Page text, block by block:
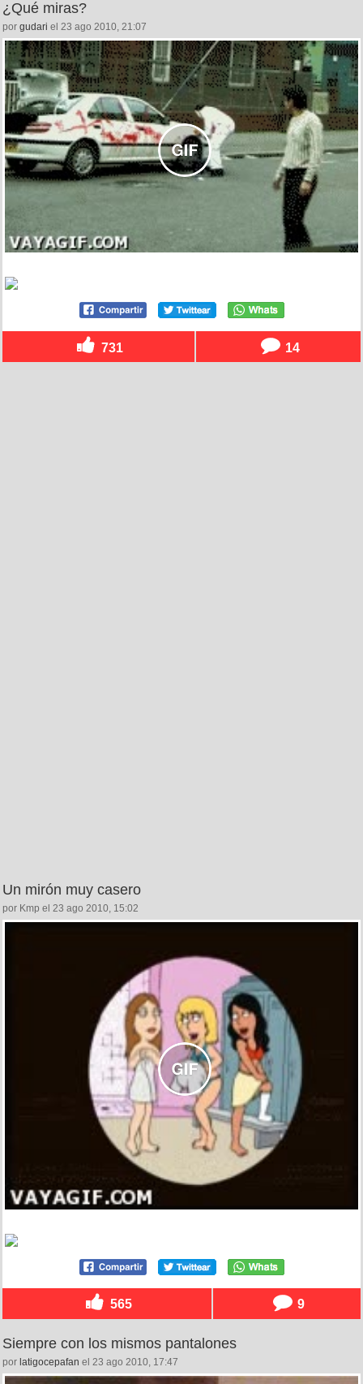
¿Qué miras?
por gudari el 23 ago 2010, 21:07
731 14
Un mirón muy casero
por Kmp el 23 ago 2010, 15:02
565 9
Siempre con los mismos pantalones
por latigocepafan el 23 ago 2010, 17:47